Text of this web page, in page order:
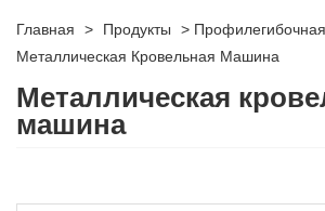
Главная > Продукты >
Металлическая Кровельная Машина
Металлическая
машина